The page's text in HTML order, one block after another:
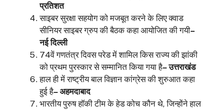
प्रतिशत
साइबर सुरक्षा सहयोग को मजबूत करने के लिए क्वाड
सीनियर साइबर ग्रुप की बैठक कहा आयोजित की गयी–
नई दिल्ली
74वें गणतंत्र दिवस परेड में शामिल किस राज्य की झांकी
को प्रथम पुरस्कार से सम्मानित किया गया है– उत्तराखंड
हाल ही में राष्ट्रीय बाल विज्ञान कांग्रेस की शुरुआत कहा
हुई है– अहमदाबाद
भारतीय पुरुष हॉकी टीम के हेड कोच कौन थे, जिन्होंने हाल